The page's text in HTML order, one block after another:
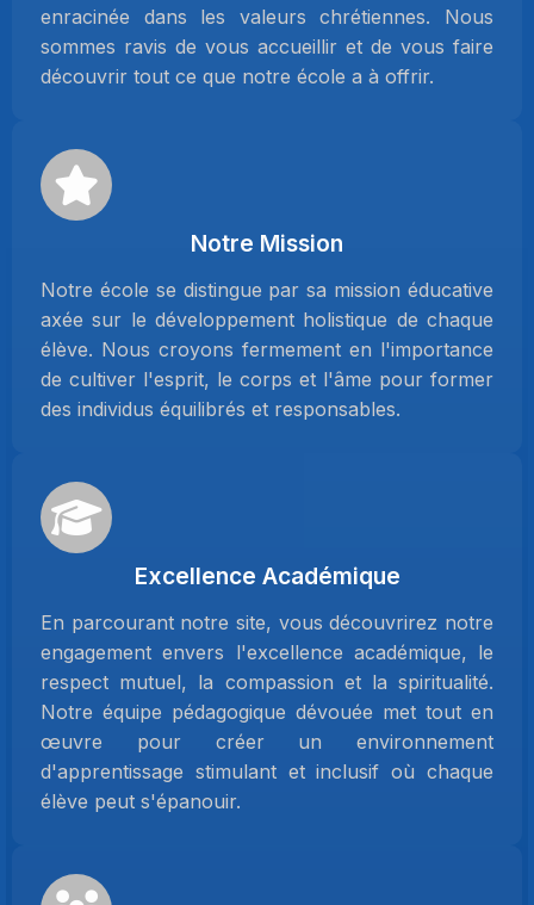
enracinée dans les valeurs chrétiennes. Nous
sommes ravis de vous accueillir et de vous faire
découvrir tout ce que notre école a à offrir.
Notre Mission
Notre école se distingue par sa mission éducative
axée sur le développement holistique de chaque
élève. Nous croyons fermement en l'importance
de cultiver l'esprit, le corps et l'âme pour former
des individus équilibrés et responsables.
Excellence Académique
En parcourant notre site, vous découvrirez notre
engagement envers l'excellence académique, le
respect mutuel, la compassion et la spiritualité.
Notre équipe pédagogique dévouée met tout en
œuvre pour créer un environnement
d'apprentissage stimulant et inclusif où chaque
élève peut s'épanouir.